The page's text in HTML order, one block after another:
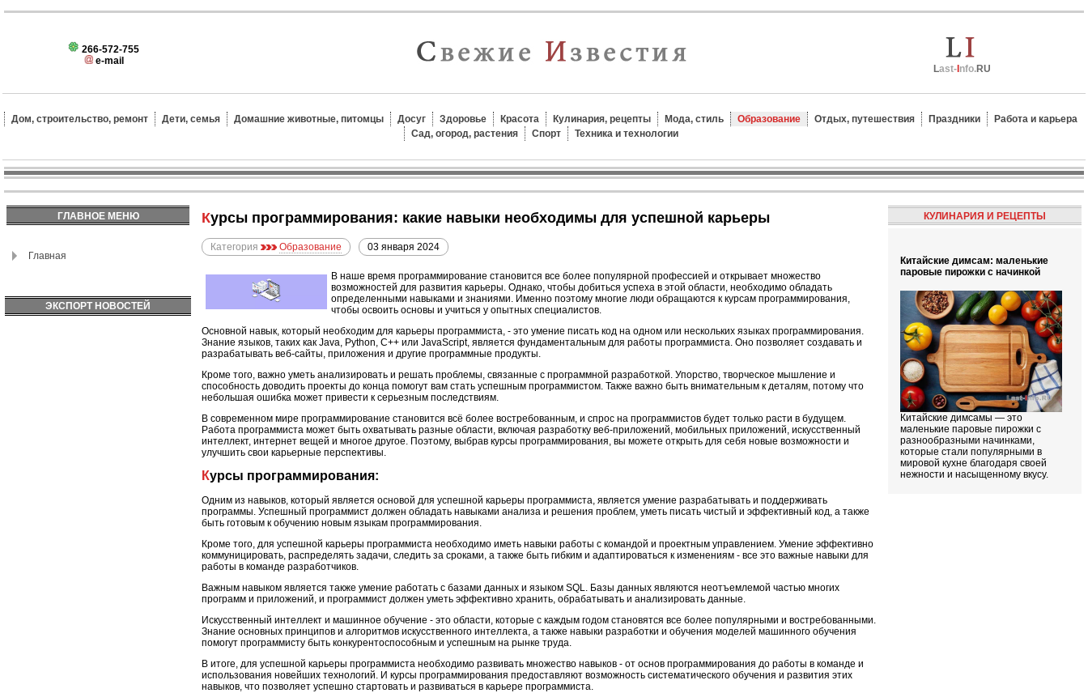
266-572-755
e-mail
Last- nfo.RU
Дом, строительство, ремонт Дети, семья Домашние животные, питомцы Досуг Здоровье Красота Кулинария, рецепты Мода, стиль Образование Отдых, путешествия Праздники
Работа и карьера
Сад, огород, растения
Спорт Техника и технологии
ГЛАВНОЕ МЕНЮ
Главная
ЭКСПОРТ НОВОСТЕЙ
Курсы программирования: какие навыки необходимы для успешной карьеры
Категория Образование 03 января 2024
В наше время программирование становится все более популярной профессией и открывает множество
возможностей для развития карьеры. Однако, чтобы добиться успеха в этой области, необходимо обладать
определенными навыками и знаниями. Именно поэтому многие люди обращаются к курсам программирования,
чтобы освоить основы и учиться у опытных специалистов.
Основной навык, который необходим для карьеры программиста, - это умение писать код на одном или нескольких языках программирования.
Знание языков, таких как Java, Python, C++ или JavaScript, является фундаментальным для работы программиста. Оно позволяет создавать и
разрабатывать веб-сайты, приложения и другие программные продукты.
Кроме того, важно уметь анализировать и решать проблемы, связанные с программной разработкой. Упорство, творческое мышление и
способность доводить проекты до конца помогут вам стать успешным программистом. Также важно быть внимательным к деталям, потому что
небольшая ошибка может привести к серьезным последствиям.
В современном мире программирование становится всё более востребованным, и спрос на программистов будет только расти в будущем.
Работа программиста может быть охватывать разные области, включая разработку веб-приложений, мобильных приложений, искусственный
интеллект, интернет вещей и многое другое. Поэтому, выбрав курсы программирования, вы можете открыть для себя новые возможности и
улучшить свои карьерные перспективы.
Курсы программирования:
Одним из навыков, который является основой для успешной карьеры программиста, является умение разрабатывать и поддерживать
программы. Успешный программист должен обладать навыками анализа и решения проблем, уметь писать чистый и эффективный код, а также
быть готовым к обучению новым языкам программирования.
Кроме того, для успешной карьеры программиста необходимо иметь навыки работы с командой и проектным управлением. Умение эффективно
коммуницировать, распределять задачи, следить за сроками, а также быть гибким и адаптироваться к изменениям - все это важные навыки для
работы в команде разработчиков.
Важным навыком является также умение работать с базами данных и языком SQL. Базы данных являются неотъемлемой частью многих
программ и приложений, и программист должен уметь эффективно хранить, обрабатывать и анализировать данные.
Искусственный интеллект и машинное обучение - это области, которые с каждым годом становятся все более популярными и востребованными.
Знание основных принципов и алгоритмов искусственного интеллекта, а также навыки разработки и обучения моделей машинного обучения
помогут программисту быть конкурентоспособным и успешным на рынке труда.
В итоге, для успешной карьеры программиста необходимо развивать множество навыков - от основ программирования до работы в команде и
использования новейших технологий. И курсы программирования предоставляют возможность систематического обучения и развития этих
навыков, что позволяет успешно стартовать и развиваться в карьере программиста.
КУЛИНАРИЯ И РЕЦЕПТЫ
Китайские димсам: маленькие
паровые пирожки с начинкой
Китайские димсамы — это
маленькие паровые пирожки с
разнообразными начинками,
которые стали популярными в
мировой кухне благодаря своей
нежности и насыщенному вкусу.